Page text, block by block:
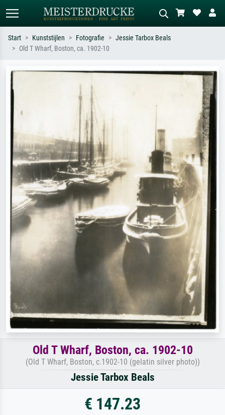
Zoek op kunstenaar, titel of stijl – bijv.
Monet, Sterrennacht, impressionisme,
Hokusai-golf, naakt.
Beschrijf de scène – bijv. groene
weide, abstract met veel rood, donker
olieverfschilderij, staand naakt naast
Start Kunststijlen Fotografie
Jessie Tarbox Beals
Old T Wharf, Boston, ca. 1902-10
Old T Wharf, Boston, ca. 1902-10
(Old T Wharf, Boston, c.1902-10 (gelatin silver photo))
Jessie Tarbox Beals
€ 147.23